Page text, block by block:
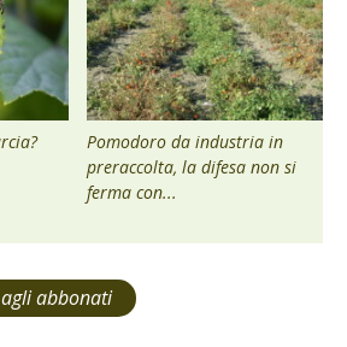
Pomodoro da industria in
preraccolta, la difesa non si
ferma con...
abbonati